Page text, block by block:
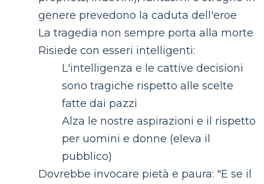
genere prevedono la caduta dell'eroe
La tragedia non sempre porta alla morte
Risiede con esseri intelligenti:
L'intelligenza e le cattive decisioni
sono tragiche rispetto alle scelte
fatte dai pazzi
Alza le nostre aspirazioni e il rispetto
per uomini e donne (eleva il
pubblico)
Dovrebbe invocare pietà e paura: "E se il